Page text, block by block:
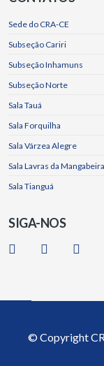
Sede do CRA-CE
Subseção Cariri
Subseção Inhamuns
Subseção Norte
Sala Tauá
Sala Forquilha
Sala Várzea Alegre
Sala Lavras da Mangabeira
Sala Tianguá
SIGA-NOS
© Copyright